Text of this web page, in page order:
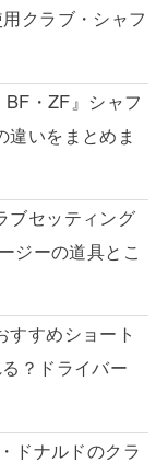
クラブ・シャフ
・ZF』シャフ
違いをまとめま
ブセッティング
ジーの道具とこ
すすめショート
？ドライバー
ドナルドのクラ